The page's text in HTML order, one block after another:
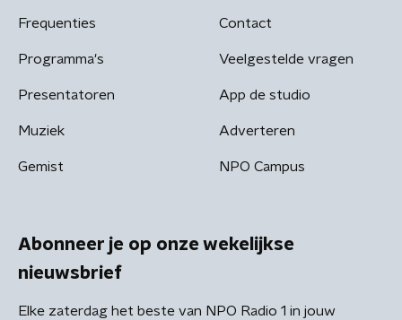
Frequenties
Programma's
Presentatoren
Muziek
Gemist
Contact
Veelgestelde vragen
App de studio
Adverteren
NPO Campus
Abonneer je op onze wekelijkse
nieuwsbrief
Elke zaterdag het beste van NPO Radio 1 in jouw